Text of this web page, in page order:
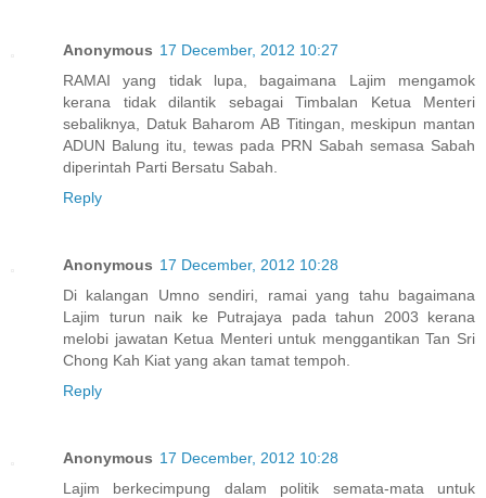
Anonymous 17 December, 2012 10:27
RAMAI yang tidak lupa, bagaimana Lajim mengamok
kerana tidak dilantik sebagai Timbalan Ketua Menteri
sebaliknya, Datuk Baharom AB Titingan, meskipun mantan
ADUN Balung itu, tewas pada PRN Sabah semasa Sabah
diperintah Parti Bersatu Sabah.
Reply
Anonymous 17 December, 2012 10:28
Di kalangan Umno sendiri, ramai yang tahu bagaimana
Lajim turun naik ke Putrajaya pada tahun 2003 kerana
melobi jawatan Ketua Menteri untuk menggantikan Tan Sri
Chong Kah Kiat yang akan tamat tempoh.
Reply
Anonymous 17 December, 2012 10:28
Lajim berkecimpung dalam politik semata-mata untuk